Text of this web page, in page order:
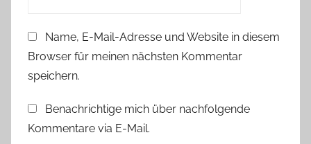
Name, E-Mail-Adresse und Website in diesem
Browser für meinen nächsten Kommentar
speichern.
Benachrichtige mich über nachfolgende
Kommentare via E-Mail.